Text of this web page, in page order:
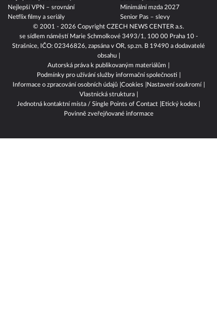
© 2001 - 2026 CopyrightCZECH NEWS CENTER a.s.
se sídlem náměstí Marie Schmolkové 3493/1, 100 00 Praha 10 -
Strašnice, IČO: 02346826, zapsána v OR, sp.zn. B 19490 a dodavatelé
obsahu
Autorská práva k publikovaným materiálům
Podmínky pro užívání služby informační společnosti
Informace o zpracování osobních údajů Cookies
Vlastnická struktura
Jednotná kontaktní místa / Single Points of Contact
Nejlepší chytré hodinky
Nejlepší VPN – srovnání
Netflix filmy a seriály
Důchody 2027
Minimální mzda 2027
Senior Pas – slevy